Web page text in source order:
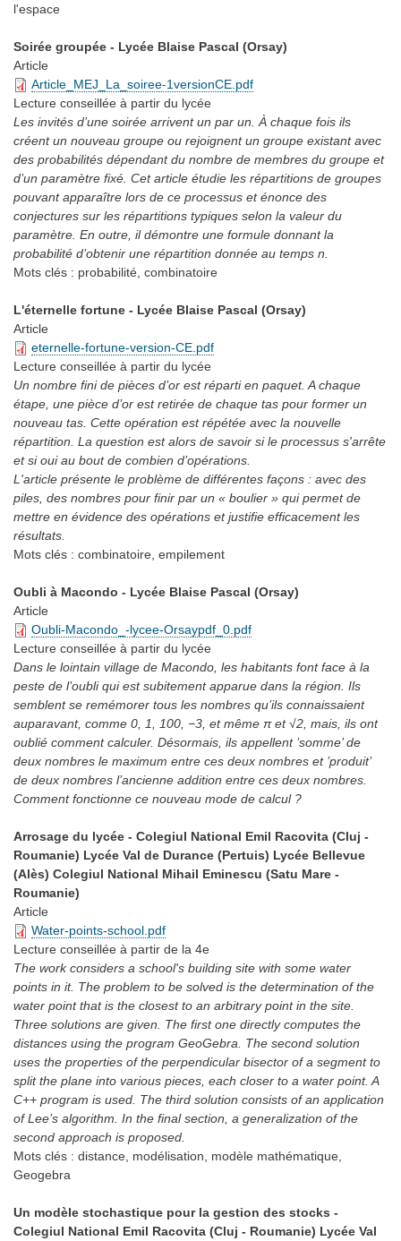
l'espace
Soirée groupée - Lycée Blaise Pascal (Orsay)
Article
Article_MEJ_La_soiree-1versionCE.pdf
Lecture conseillée à partir du lycée
Les invités d’une soirée arrivent un par un. À chaque fois ils
créent un nouveau groupe ou rejoignent un groupe existant avec
des probabilités dépendant du nombre de membres du groupe et
d’un paramètre fixé. Cet article étudie les répartitions de groupes
pouvant apparaître lors de ce processus et énonce des
conjectures sur les répartitions typiques selon la valeur du
paramètre. En outre, il démontre une formule donnant la
probabilité d’obtenir une répartition donnée au temps n.
Mots clés : probabilité, combinatoire
L'éternelle fortune - Lycée Blaise Pascal (Orsay)
Article
eternelle-fortune-version-CE.pdf
Lecture conseillée à partir du lycée
Un nombre fini de pièces d’or est réparti en paquet. A chaque
étape, une pièce d’or est retirée de chaque tas pour former un
nouveau tas. Cette opération est répétée avec la nouvelle
répartition. La question est alors de savoir si le processus s'arrête
et si oui au bout de combien d’opérations.
L'article présente le problème de différentes façons : avec des
piles, des nombres pour finir par un « boulier » qui permet de
mettre en évidence des opérations et justifie efficacement les
résultats.
Mots clés : combinatoire, empilement
Oubli à Macondo - Lycée Blaise Pascal (Orsay)
Article
Oubli-Macondo_-lycee-Orsaypdf_0.pdf
Lecture conseillée à partir du lycée
Dans le lointain village de Macondo, les habitants font face à la
peste de l’oubli qui est subitement apparue dans la région. Ils
semblent se remémorer tous les nombres qu’ils connaissaient
auparavant, comme 0, 1, 100, −3, et même π et √2, mais, ils ont
oublié comment calculer. Désormais, ils appellent ’somme’ de
deux nombres le maximum entre ces deux nombres et ’produit’
de deux nombres l’ancienne addition entre ces deux nombres.
Comment fonctionne ce nouveau mode de calcul ?
Arrosage du lycée - Colegiul National Emil Racovita (Cluj -
Roumanie) Lycée Val de Durance (Pertuis) Lycée Bellevue
(Alès) Colegiul National Mihail Eminescu (Satu Mare -
Roumanie)
Article
Water-points-school.pdf
Lecture conseillée à partir de la 4e
The work considers a school's building site with some water
points in it. The problem to be solved is the determination of the
water point that is the closest to an arbitrary point in the site.
Three solutions are given. The first one directly computes the
distances using the program GeoGebra. The second solution
uses the properties of the perpendicular bisector of a segment to
split the plane into various pieces, each closer to a water point. A
C++ program is used. The third solution consists of an application
of Lee’s algorithm. In the final section, a generalization of the
second approach is proposed.
Mots clés : distance, modélisation, modèle mathématique,
Geogebra
Un modèle stochastique pour la gestion des stocks -
Colegiul National Emil Racovita (Cluj - Roumanie) Lycée Val